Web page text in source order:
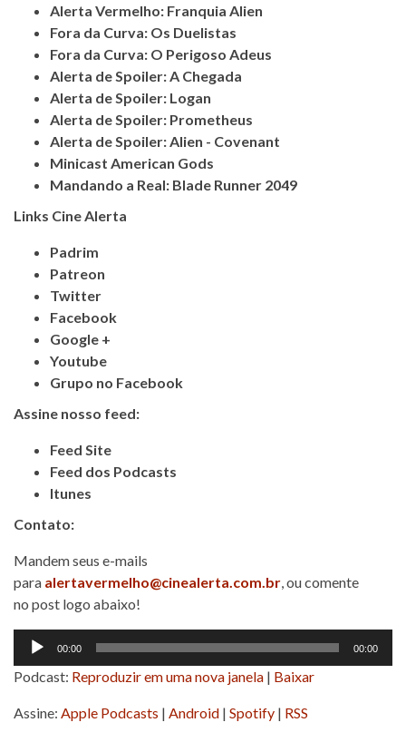
Alerta Vermelho: Franquia Alien
Fora da Curva: Os Duelistas
Fora da Curva: O Perigoso Adeus
Alerta de Spoiler: A Chegada
Alerta de Spoiler: Logan
Alerta de Spoiler: Prometheus
Alerta de Spoiler: Alien - Covenant
Minicast American Gods
Mandando a Real: Blade Runner 2049
Links Cine Alerta
Padrim
Patreon
Twitter
Facebook
Google +
Youtube
Grupo no Facebook
Assine nosso feed:
Feed Site
Feed dos Podcasts
Itunes
Contato:
Mandem seus e-mails
para alertavermelho@cinealerta.com.br, ou comente
no post logo abaixo!
Tocador
áudio
00:00 00:00
Podcast: Reproduzir em uma nova janela | Baixar
Assine: Apple Podcasts | Android | Spotify | RSS